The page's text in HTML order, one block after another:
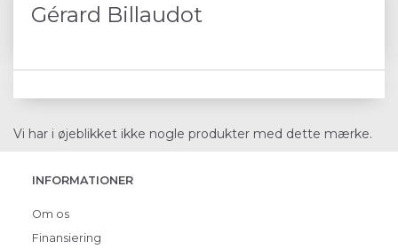
Gérard Billaudot
Vi har i øjeblikket ikke nogle produkter med dette mærke.
INFORMATIONER
Om os
Finansiering